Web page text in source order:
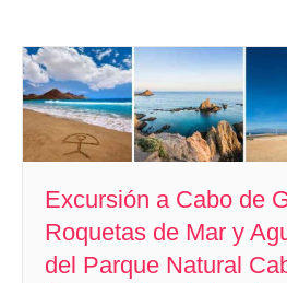
Excursión a Cabo de
Roquetas de Mar y
del Parque Natural